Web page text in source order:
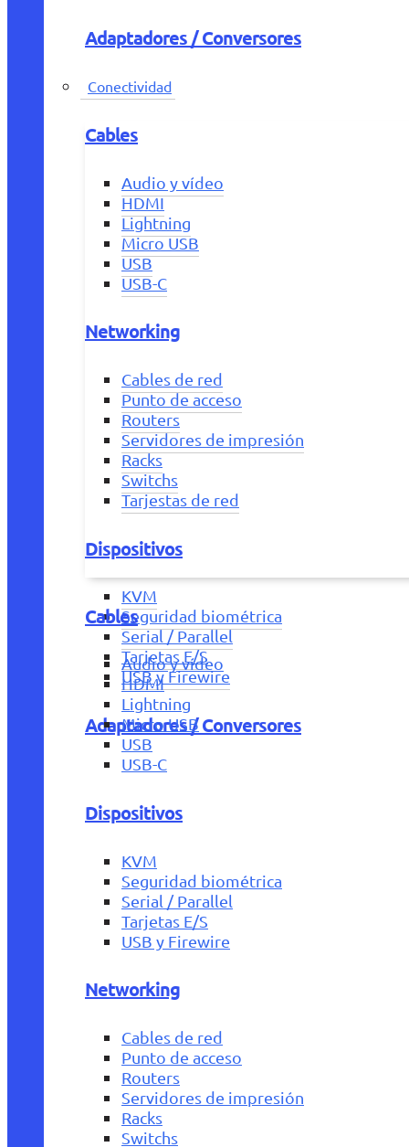
Adaptadores / Conversores
Conectividad
Cables
Audio y vídeo
HDMI
Lightning
Micro USB
USB
USB-C
Networking
Cables de red
Punto de acceso
Routers
Servidores de impresión
Racks
Switchs
Tarjestas de red
Dispositivos
KVM
Seguridad biométrica
Serial / Parallel
Tarjetas E/S
USB y Firewire
Adaptadores / Conversores
Cables
Audio y vídeo
HDMI
Lightning
Micro USB
USB
USB-C
Dispositivos
KVM
Seguridad biométrica
Serial / Parallel
Tarjetas E/S
USB y Firewire
Networking
Cables de red
Punto de acceso
Routers
Servidores de impresión
Racks
Switchs